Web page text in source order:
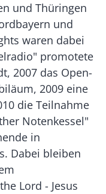
und Thüringen
und
waren dabei
promotete
2007 das Open-
2009 eine
die Teilnahme
Notenkessel"
in
Dabei bleiben
Lord - Jesus